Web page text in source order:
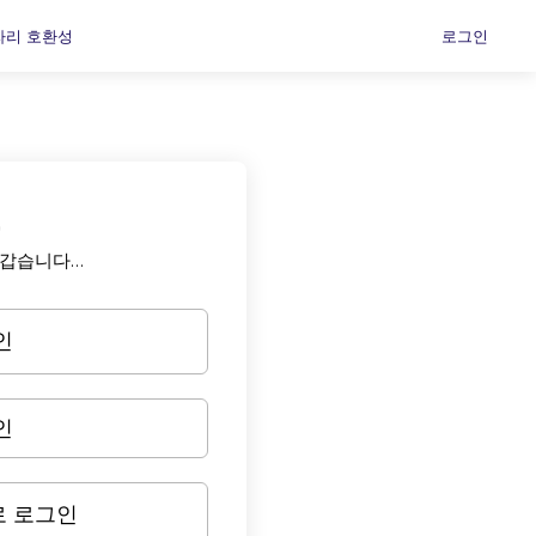
리 호환성 로그인
습니다…
로그인